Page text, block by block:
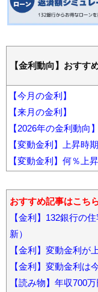
【金利動向】おすす
【今月の金利】
【来月の金利】
【2026年の金利動向】
【変動金利】上昇時
【変動金利】何％上
おすすめ記事はこち
【金利】132銀行の
新）
【金利】変動金利が
【金利】変動金利は
【読み物】年収700